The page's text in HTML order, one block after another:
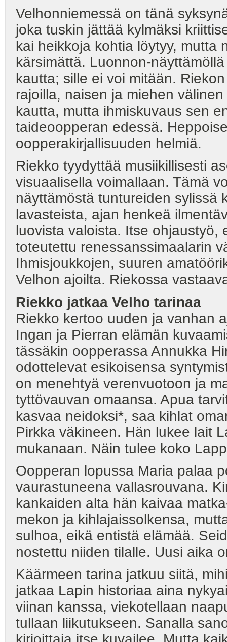
Velhonniemessä on tänä
joka tuskin jättää kylmäksi
kai heikkoja kohtia löytyy, mutta
kärsimättä. Luonnon-
kautta; sille ei voi mitään.
rajoilla, naisen ja miehen
kautta, mutta ihmiskuvaus sen
taideoopperan edessä.
oopperakirjallisuuden helmiä.
Riekko tyydyttää musiikillisesti
visuaalisella voimallaan. Tämä
näyttämöstä tuntureiden sylissä
lavasteista, ajan henkeä
luovista valoista. Itse
toteutettu renessanssimaalarin
Ihmisjoukkojen, suuren
Velhon ajoilta. Riekossa
Riekko jatkaa Velho tarinaa
Riekko kertoo uuden ja vanhan
Ingan ja Pierran elämän
tässäkin oopperassa Annukka
odottelevat esikoisensa
on menehtyä verenvuotoon ja
tyttövauvan omaansa. Apua
kasvaa neidoksi*, saa kihlat
Pirkka väkineen. Hän lukee lait
mukanaan. Näin tulee koko
Oopperan lopussa Maria palaa
vaurastuneena vallasrouvana.
kankaiden alta hän kaivaa
mekon ja kihlajaissolkensa,
sulhoa, eikä entistä elämää.
nostettu niiden tilalle. Uusi aika
Käärmeen tarina jatkuu siitä,
jatkaa Lapin historiaa aina
viinan kanssa, viekotellaan
tullaan liikutukseen. Sanalla